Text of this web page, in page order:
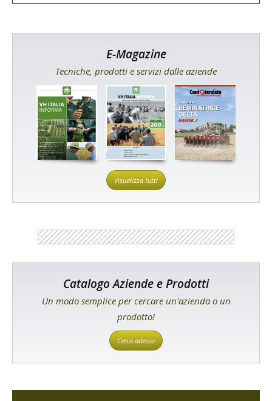
E-Magazine
Tecniche, prodotti e servizi dalle aziende
Visualizza tutti
Catalogo Aziende e Prodotti
Un modo semplice per cercare un'azienda o un
prodotto!
Cerca adesso